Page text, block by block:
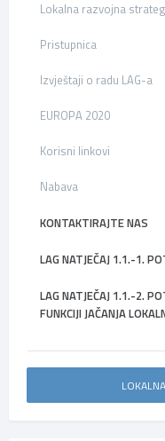
Lokalna razvojna
Pristupnica
Izvještaji o radu LAG-a
EUROPA 2020
Korisni linkovi
Nabava
KONTAKTIRAJTE NAS
LAG NATJEČAJ 1.1.-1.
LAG NATJEČAJ 1.1.-2.
FUNKCIJI JAČANJA